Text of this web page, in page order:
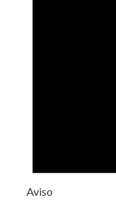
Aviso